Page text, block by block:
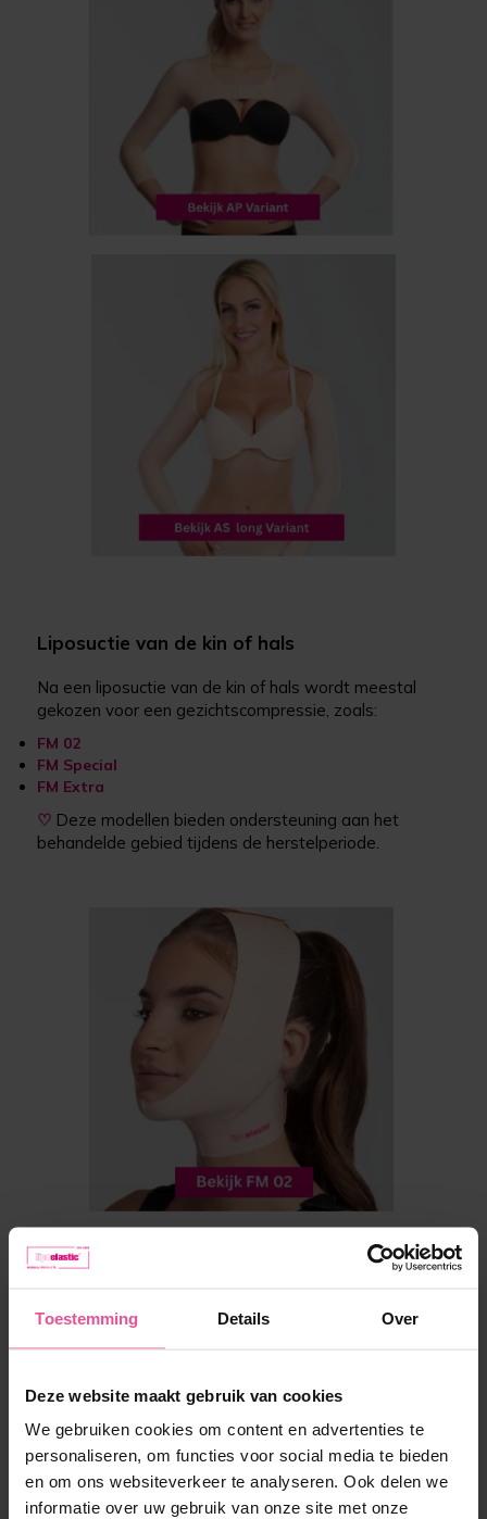
Toestemming Details Over
Deze website maakt gebruik van cookies
We gebruiken cookies om content en advertenties te
personaliseren, om functies voor social media te bieden
en om ons websiteverkeer te analyseren. Ook delen we
informatie over uw gebruik van onze site met onze
Liposuctie van de kin of hals
Na een liposuctie van de kin of hals wordt meestal
gekozen voor een gezichtscompressie, zoals:
FM 02
FM Special
FM Extra
♡ Deze modellen bieden ondersteuning aan het
behandelde gebied tijdens de herstelperiode.